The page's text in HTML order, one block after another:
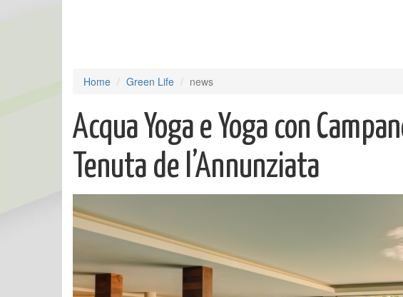
Home Green Life news
Acqua Yoga e Yoga con
Tenuta de l’Annunziata